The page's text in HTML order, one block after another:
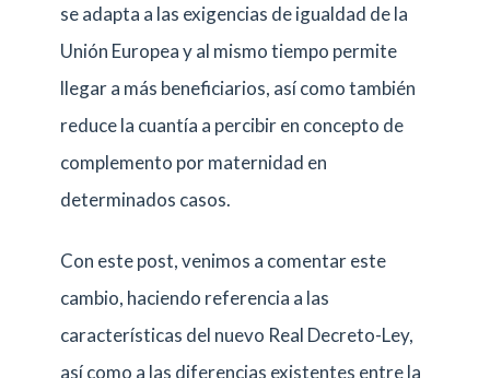
se adapta a las exigencias de igualdad de la
Unión Europea y al mismo tiempo permite
llegar a más beneficiarios, así como también
reduce la cuantía a percibir en concepto de
complemento por maternidad en
determinados casos.
Con este post, venimos a comentar este
cambio, haciendo referencia a las
características del nuevo Real Decreto-Ley,
así como a las diferencias existentes entre la